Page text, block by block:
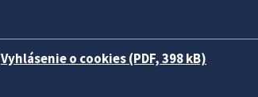
Vyhlásenie o cookies (PDF, 398 kB)